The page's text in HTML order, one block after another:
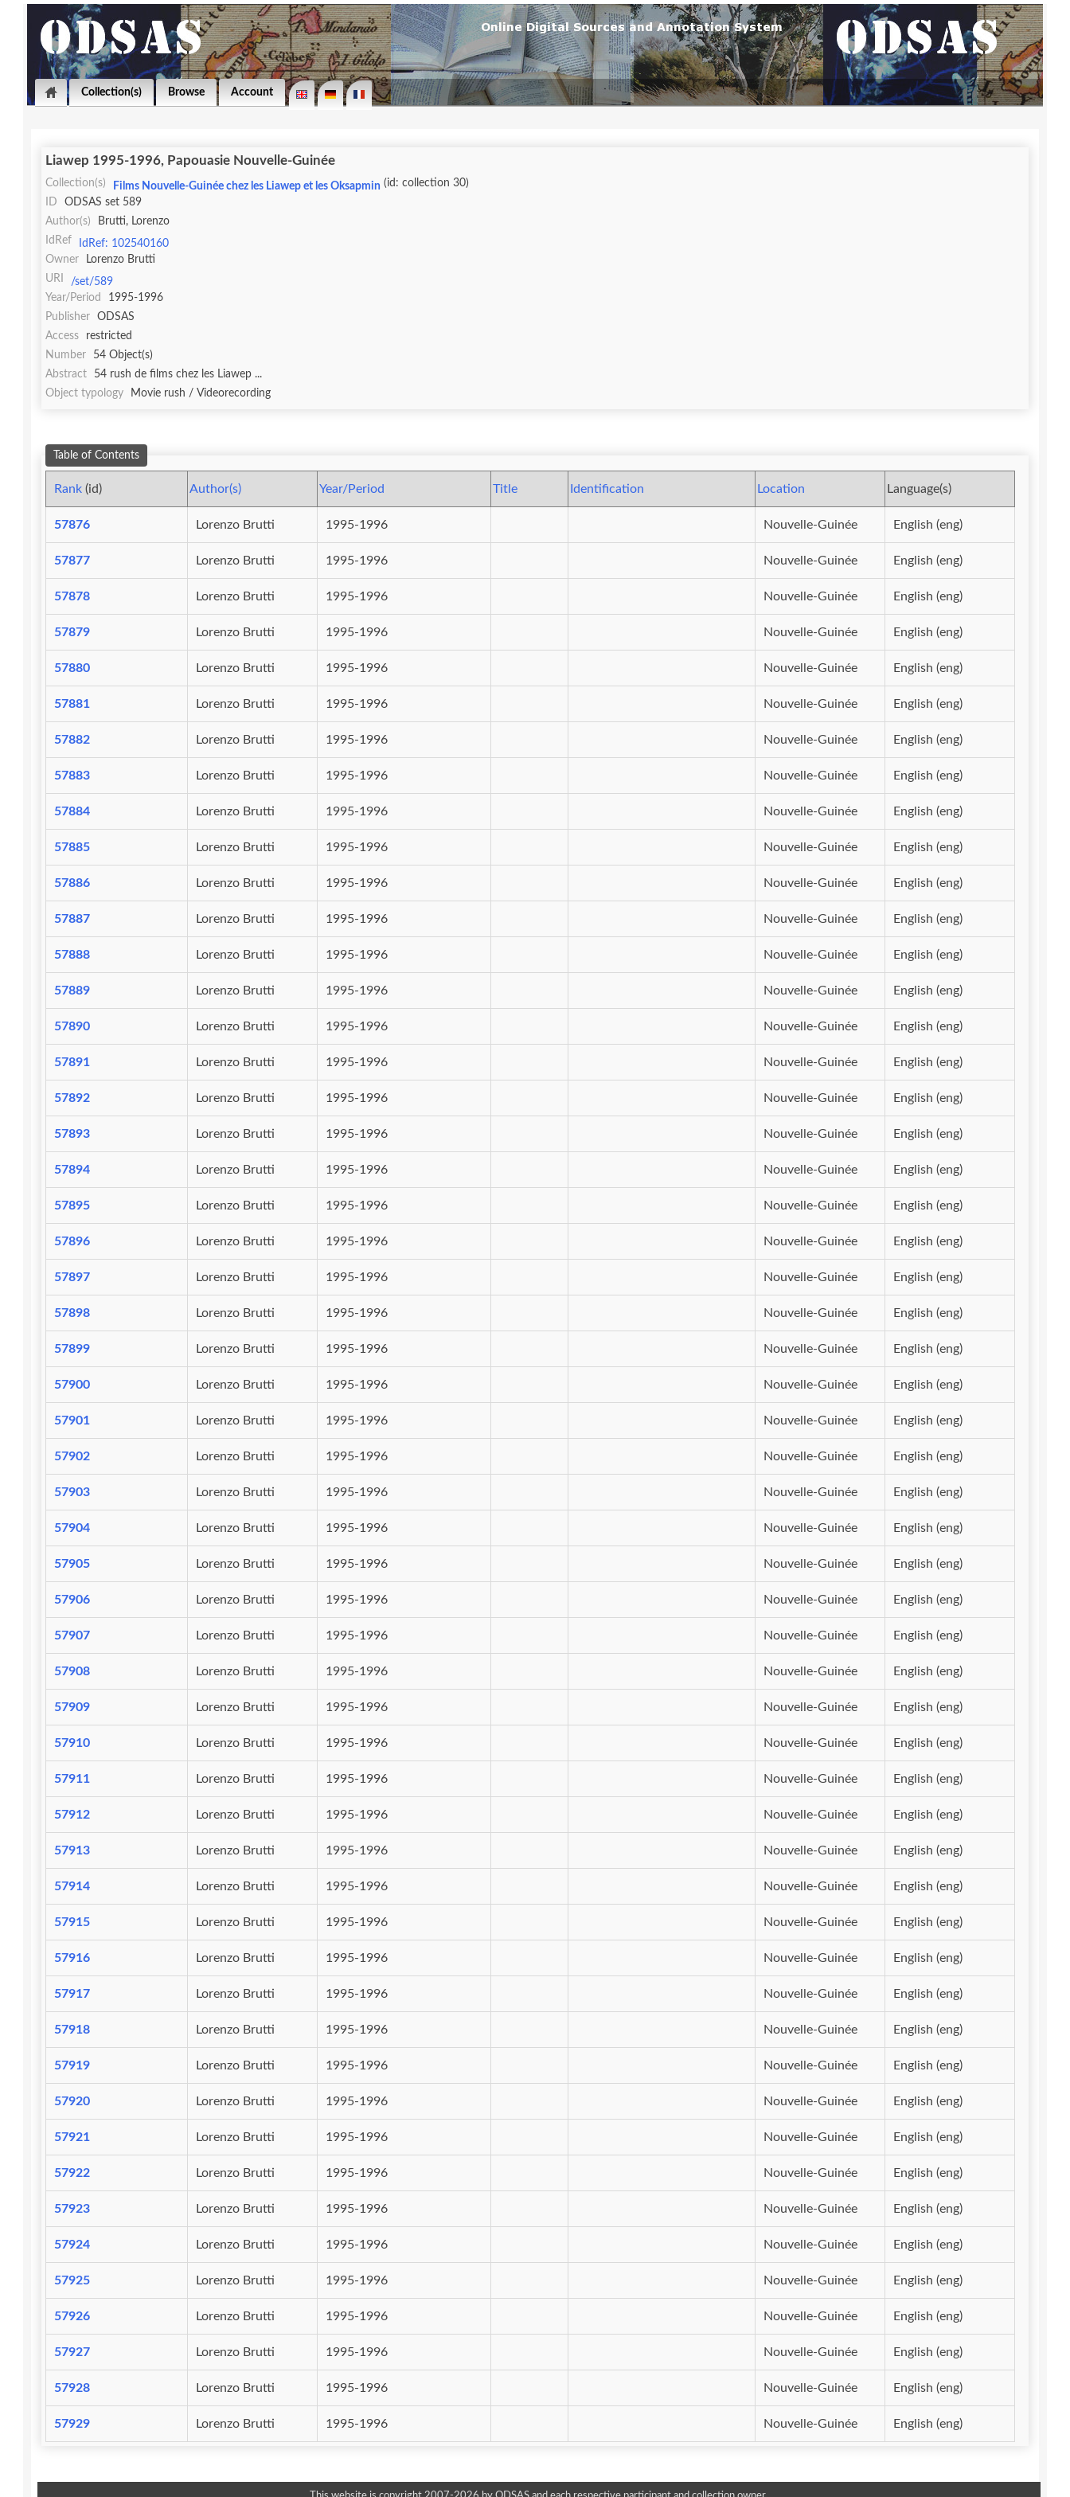
Collection(s) Browse Account
Liawep 1995-1996, Papouasie Nouvelle-Guinée
Collection(s) Films Nouvelle-Guinée chez les Liawep et les Oksapmin (id: collection 30)
ID
ODSAS set 589
Author(s)
Brutti, Lorenzo
IdRef
IdRef: 102540160
Owner
Lorenzo Brutti
URI
/set/589
Year/Period
1995-1996
Publisher
ODSAS
Access
restricted
Number
54 Object(s)
Abstract
54 rush de films chez les Liawep ...
Object typology
Movie rush / Videorecording
Table of Contents
Rank(id) Author(s) Year/Period Title Identification Location Language(s)
57876 Lorenzo Brutti 1995-1996 Nouvelle-Guinée English (eng)
57877 Lorenzo Brutti 1995-1996 Nouvelle-Guinée English (eng)
57878 Lorenzo Brutti 1995-1996 Nouvelle-Guinée English (eng)
57879 Lorenzo Brutti 1995-1996 Nouvelle-Guinée English (eng)
57880 Lorenzo Brutti 1995-1996 Nouvelle-Guinée English (eng)
57881 Lorenzo Brutti 1995-1996 Nouvelle-Guinée English (eng)
57882 Lorenzo Brutti 1995-1996 Nouvelle-Guinée English (eng)
57883 Lorenzo Brutti 1995-1996 Nouvelle-Guinée English (eng)
57884 Lorenzo Brutti 1995-1996 Nouvelle-Guinée English (eng)
57885 Lorenzo Brutti 1995-1996 Nouvelle-Guinée English (eng)
57886 Lorenzo Brutti 1995-1996 Nouvelle-Guinée English (eng)
57887 Lorenzo Brutti 1995-1996 Nouvelle-Guinée English (eng)
57888 Lorenzo Brutti 1995-1996 Nouvelle-Guinée English (eng)
57889 Lorenzo Brutti 1995-1996 Nouvelle-Guinée English (eng)
57890 Lorenzo Brutti 1995-1996 Nouvelle-Guinée English (eng)
57891 Lorenzo Brutti 1995-1996 Nouvelle-Guinée English (eng)
57892 Lorenzo Brutti 1995-1996 Nouvelle-Guinée English (eng)
57893 Lorenzo Brutti 1995-1996 Nouvelle-Guinée English (eng)
57894 Lorenzo Brutti 1995-1996 Nouvelle-Guinée English (eng)
57895 Lorenzo Brutti 1995-1996 Nouvelle-Guinée English (eng)
57896 Lorenzo Brutti 1995-1996 Nouvelle-Guinée English (eng)
57897 Lorenzo Brutti 1995-1996 Nouvelle-Guinée English (eng)
57898 Lorenzo Brutti 1995-1996 Nouvelle-Guinée English (eng)
57899 Lorenzo Brutti 1995-1996 Nouvelle-Guinée English (eng)
57900 Lorenzo Brutti 1995-1996 Nouvelle-Guinée English (eng)
57901 Lorenzo Brutti 1995-1996 Nouvelle-Guinée English (eng)
57902 Lorenzo Brutti 1995-1996 Nouvelle-Guinée English (eng)
57903 Lorenzo Brutti 1995-1996 Nouvelle-Guinée English (eng)
57904 Lorenzo Brutti 1995-1996 Nouvelle-Guinée English (eng)
57905 Lorenzo Brutti 1995-1996 Nouvelle-Guinée English (eng)
57906 Lorenzo Brutti 1995-1996 Nouvelle-Guinée English (eng)
57907 Lorenzo Brutti 1995-1996 Nouvelle-Guinée English (eng)
57908 Lorenzo Brutti 1995-1996 Nouvelle-Guinée English (eng)
57909 Lorenzo Brutti 1995-1996 Nouvelle-Guinée English (eng)
57910 Lorenzo Brutti 1995-1996 Nouvelle-Guinée English (eng)
57911 Lorenzo Brutti 1995-1996 Nouvelle-Guinée English (eng)
57912 Lorenzo Brutti 1995-1996 Nouvelle-Guinée English (eng)
57913 Lorenzo Brutti 1995-1996 Nouvelle-Guinée English (eng)
57914 Lorenzo Brutti 1995-1996 Nouvelle-Guinée English (eng)
57915 Lorenzo Brutti 1995-1996 Nouvelle-Guinée English (eng)
57916 Lorenzo Brutti 1995-1996 Nouvelle-Guinée English (eng)
57917 Lorenzo Brutti 1995-1996 Nouvelle-Guinée English (eng)
57918 Lorenzo Brutti 1995-1996 Nouvelle-Guinée English (eng)
57919 Lorenzo Brutti 1995-1996 Nouvelle-Guinée English (eng)
57920 Lorenzo Brutti 1995-1996 Nouvelle-Guinée English (eng)
57921 Lorenzo Brutti 1995-1996 Nouvelle-Guinée English (eng)
57922 Lorenzo Brutti 1995-1996 Nouvelle-Guinée English (eng)
57923 Lorenzo Brutti 1995-1996 Nouvelle-Guinée English (eng)
57924 Lorenzo Brutti 1995-1996 Nouvelle-Guinée English (eng)
57925 Lorenzo Brutti 1995-1996 Nouvelle-Guinée English (eng)
57926 Lorenzo Brutti 1995-1996 Nouvelle-Guinée English (eng)
57927 Lorenzo Brutti 1995-1996 Nouvelle-Guinée English (eng)
57928 Lorenzo Brutti 1995-1996 Nouvelle-Guinée English (eng)
57929 Lorenzo Brutti 1995-1996 Nouvelle-Guinée English (eng)